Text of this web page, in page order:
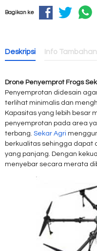
Bagikan ke
Deskripsi Info Tambahan
Drone Penyemprot Frogs
Penyemprotan didesain
terlihat minimalis dan
Kapasitas yang lebih besar
penyemprotan pada area
terbang. Sekar Agri
berkualitas sehingga dapat
yang panjang. Dengan
menyebar secara merata